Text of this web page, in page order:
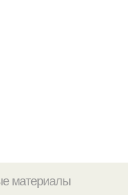
материалы